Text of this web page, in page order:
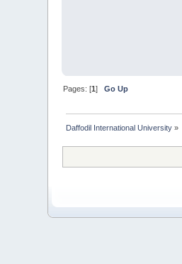
Pages: [1]Go Up
Daffodil International University »